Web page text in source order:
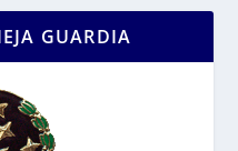
GUARDIA